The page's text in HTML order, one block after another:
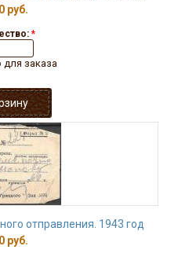
руб.
*
для заказа
отправления. 1943 год
руб.